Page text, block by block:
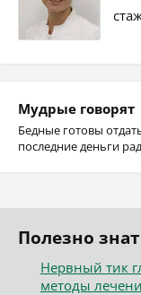
Мудрые говорят
Бедные готовы
последние деньги
Полезно
Нервный тик
методы